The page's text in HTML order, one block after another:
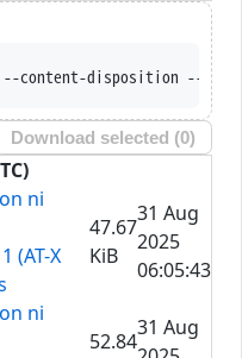
disposition --trust-
Download selected (0)
ni
(AT-X
47.67
KiB
31 Aug
2025
06:05:43
ni
52.84
31 Aug